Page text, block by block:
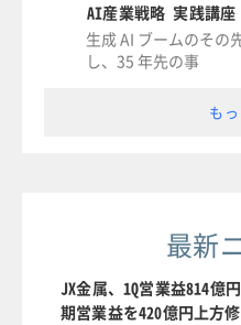
AI産業戦略 実践講座
生成 AI ブームのそ
し、35 年先の事
も
最新
JX金属、1Q営業益814
期営業益を420億円上方